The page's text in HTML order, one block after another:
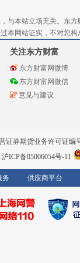
与本站立场无关。东
本网站证实，不对您
关注东方财富
东方财富网微博
东方财富网微信
意见与建议
券期货业务许可证编
ICP备05006054号-11
务 供应商平台